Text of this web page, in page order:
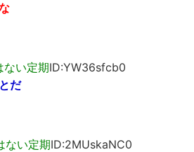
ない定期ID:YW36sfcb0
だ
ない定期ID:2MUskaNC0